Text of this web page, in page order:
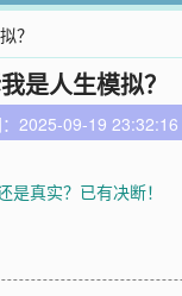
？
是人生模拟？
2025-09-19 23:32:16
是真实？已有决断！